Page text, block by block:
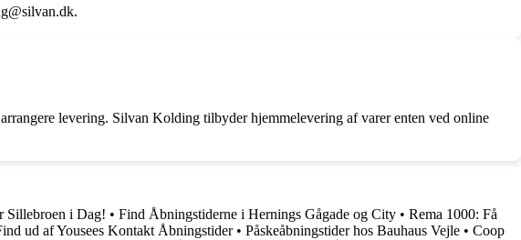
levering. Silvan Kolding tilbyder hjemmelevering af varer enten ved online
Sillebroen i Dag! • Find Åbningstiderne i Hernings Gågade og City • Rema 1000: Få
ud af Yousees Kontakt Åbningstider• Påskeåbningstider hos Bauhaus Vejle • Coop